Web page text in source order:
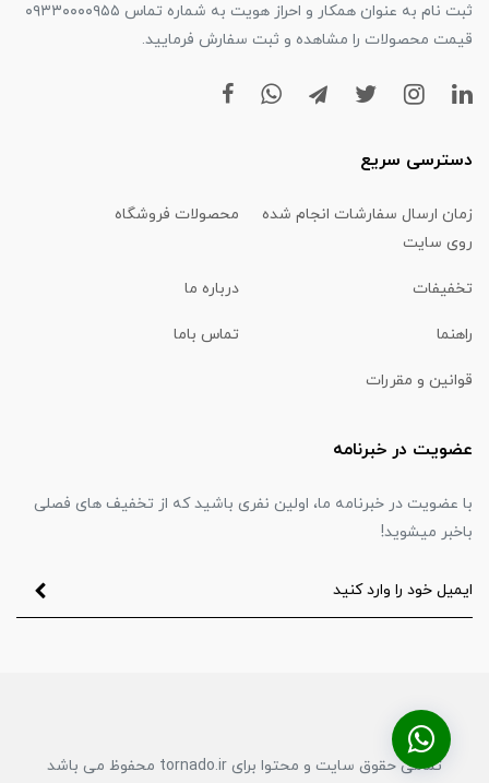
ثبت نام به عنوان همکار و احراز هویت به شماره تماس ۰۹۳۳۰۰۰۰۹۵۵
قیمت محصولات را مشاهده و ثبت سفارش فرمایید.
دسترسی سریع
زمان ارسال سفارشات انجام شده
روی سایت
محصولات فروشگاه
تخفیفات درباره ما
راهنما تماس باما
قوانین و مقررات
عضویت در خبرنامه
با عضویت در خبرنامه ما، اولین نفری باشید که از تخفیف های فصلی
باخبر میشوید!
تمامی حقوق سایت و محتوا برای tornado.ir محفوظ می باشد